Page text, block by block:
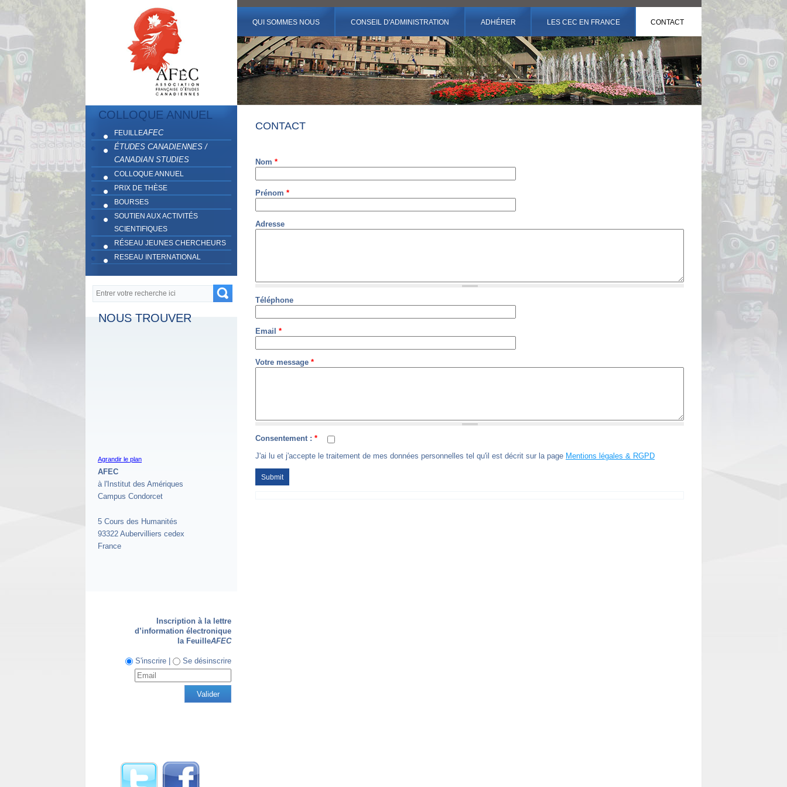
QUI SOMMES NOUS CONSEIL D'ADMINISTRATION ADHÉRER LES CEC EN FRANCE CONTACT
COLLOQUE ANNUEL
FEUILLEAFEC
ÉTUDES CANADIENNES /
CANADIAN STUDIES
COLLOQUE ANNUEL
PRIX DE THÈSE
BOURSES
SOUTIEN AUX ACTIVITÉS
SCIENTIFIQUES
RÉSEAU JEUNES CHERCHEURS
RESEAU INTERNATIONAL
Formulaire de recherche
Recherche
NOUS TROUVER
Agrandir le plan
AFEC
à l'Institut des Amériques
Campus Condorcet
5 Cours des Humanités
93322 Aubervilliers cedex
France
Inscription à la lettre
d’information électronique
la FeuilleAFEC
S'inscrire | Se désinscrire
CONTACT
Nom *
Prénom *
Adresse
Téléphone
Email *
Votre message *
Consentement : *
J'ai lu et j'accepte le traitement de mes données personnelles tel qu'il est décrit sur la page Mentions légales & RGPD